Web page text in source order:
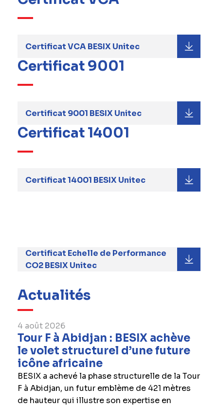
Certificat VCA BESIX Unitec
Certificat 9001
Certificat 9001 BESIX Unitec
Certificat 14001
Certificat 14001 BESIX Unitec
Certificat Echelle de Performance
CO2 BESIX Unitec
Actualités
4 août 2026
Tour F à Abidjan : BESIX achève
le volet structurel d’une future
icône africaine
BESIX a achevé la phase structurelle de la Tour
F à Abidjan, un futur emblème de 421 mètres
de hauteur qui illustre son expertise en